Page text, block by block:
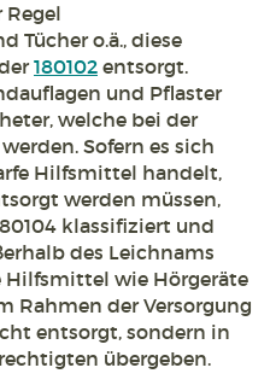
Tücher o.ä., diese
180102 entsorgt.
und Pflaster
welche bei der
Sofern es sich
Hilfsmittel handelt,
werden müssen,
klassifiziert und
des Leichnams
wie Hörgeräte
Rahmen der Versorgung
entsorgt, sondern in
übergeben.